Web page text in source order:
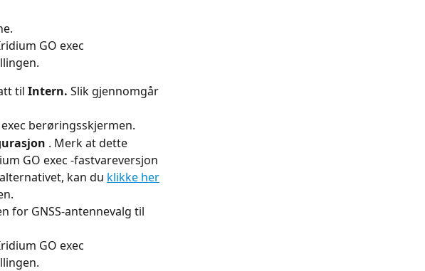
GO exec
til Intern. Slik gjennomgår
berøringsskjermen.
. Merk at dette
GO exec -fastvareversjon
kan du klikke her
for GNSS-antennevalg til
GO exec